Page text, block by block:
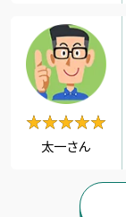
★★★★★
★★★★★
太一さん